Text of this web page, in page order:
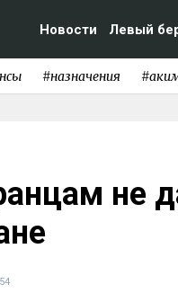
Новости Левый
#назначения
не